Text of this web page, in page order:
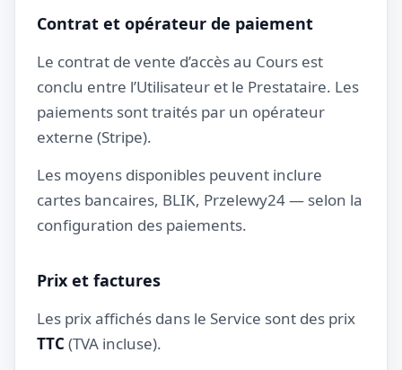
Contrat et opérateur de paiement
Le contrat de vente d’accès au Cours est
conclu entre l’Utilisateur et le Prestataire. Les
paiements sont traités par un opérateur
externe (Stripe).
Les moyens disponibles peuvent inclure
cartes bancaires, BLIK, Przelewy24 — selon la
configuration des paiements.
Prix et factures
Les prix affichés dans le Service sont des prix
TTC (TVA incluse).